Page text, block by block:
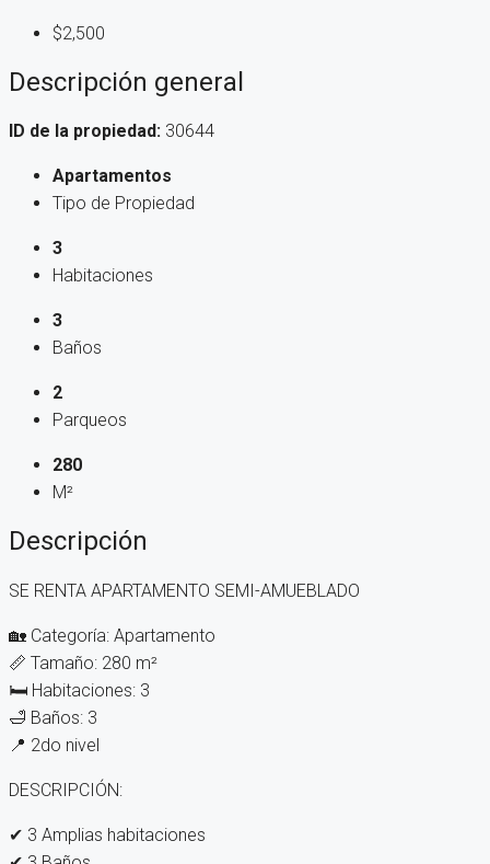
$2,500
Descripción general
ID de la propiedad: 30644
Apartamentos
Tipo de Propiedad
3
Habitaciones
3
Baños
2
Parqueos
280
M²
Descripción
SE RENTA APARTAMENTO SEMI-AMUEBLADO
🏡 Categoría: Apartamento
📏 Tamaño: 280 m²
🛏 Habitaciones: 3
🛁 Baños: 3
📍 2do nivel
DESCRIPCIÓN:
✔ 3 Amplias habitaciones